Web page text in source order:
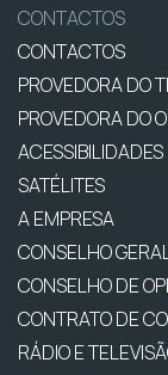
CONTACTOS
CONTACTOS
PROVEDORA DO
PROVEDORA DO
ACESSIBILIDADES
SATÉLITES
A EMPRESA
CONSELHO
CONSELHO DE
CONTRATO DE
RÁDIO E